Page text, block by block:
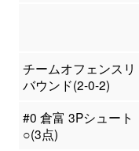
チームオフェンスリ
バウンド(2-0-2)
#0 倉富 3Pシュート
○(3点)